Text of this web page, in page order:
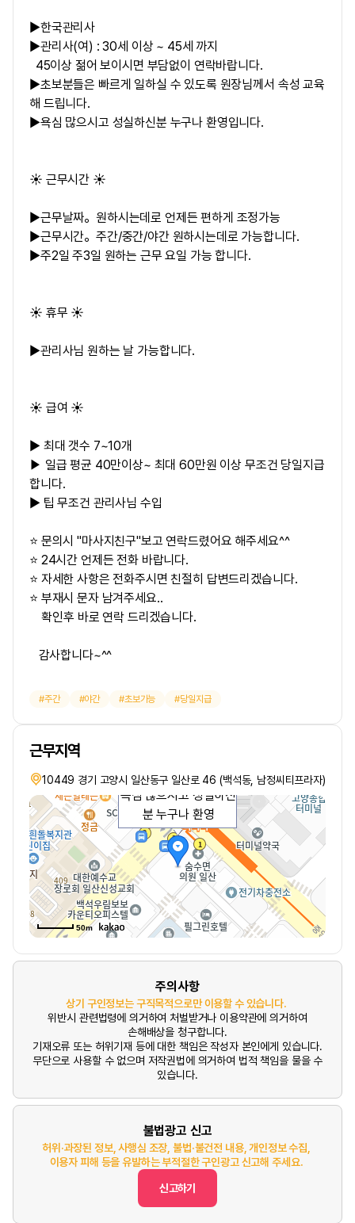
▶한국관리사
▶관리사(여) : 30세 이상 ~ 45세 까지
45이상 젊어 보이시면 부담없이 연락바랍니다.
▶초보분들은 빠르게 일하실 수 있도록 원장님께서 속성 교육
해 드립니다.
▶욕심 많으시고 성실하신분 누구나 환영입니다.
☀️ 근무시간 ☀️
▶근무날짜。원하시는데로 언제든 편하게 조정가능
▶근무시간。주간/중간/야간 원하시는데로 가능합니다.
▶주2일 주3일 원하는 근무 요일 가능 합니다.
☀️ 휴무 ☀️
▶관리사님 원하는 날 가능합니다.
☀️ 급여 ☀️
▶ 최대 갯수 7~10개
▶ 일급 평균 40만이상~ 최대 60만원 이상 무조건 당일지급
합니다.
▶ 팁 무조건 관리사님 수입
⭐ 문의시 "마사지친구"보고 연락드렸어요 해주세요^^
⭐ 24시간 언제든 전화 바랍니다.
⭐ 자세한 사항은 전화주시면 친절히 답변드리겠습니다.
⭐ 부재시 문자 남겨주세요..
확인후 바로 연락 드리겠습니다.
감사합니다~^^
주간 야간 초보가능 당일지급
근무지역
10449 경기 고양시 일산동구 일산로 46 (백석동, 남정씨티프라자)
욕심 많으시고 성실하신
분 누구나 환영
50m
주의사항
상기 구인정보는 구직목적으로만 이용할 수 있습니다.
위반시 관련법령에 의거하여 처벌받거나 이용약관에 의거하여
손해배상을 청구합니다.
기재오류 또는 허위기재 등에 대한 책임은 작성자 본인에게 있습니다.
무단으로 사용할 수 없으며 저작권법에 의거하여 법적 책임을 물을 수
있습니다.
불법광고 신고
허위·과장된 정보, 사행심 조장, 불법·불건전 내용, 개인정보 수집,
이용자 피해 등을 유발하는 부적절한 구인광고 신고해 주세요.
신고하기